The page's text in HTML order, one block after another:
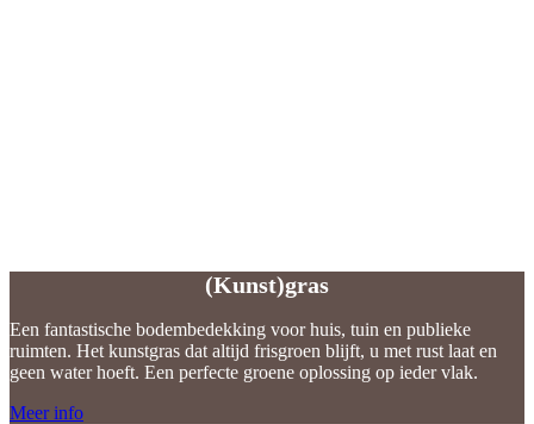
(Kunst)gras
Een fantastische bodembedekking voor huis, tuin en publieke
ruimten. Het kunstgras dat altijd frisgroen blijft, u met rust laat en
geen water hoeft. Een perfecte groene oplossing op ieder vlak.
Meer info